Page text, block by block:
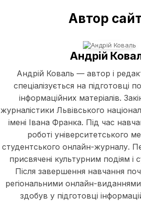
Автор
Андрій
Андрій Коваль — автор і
спеціалізується на підготовці
інформаційних матеріалів.
журналістики Львівського
імені Івана Франка. Під час
роботі університетського
студентського онлайн-журналу.
присвячені культурним подіям і
Після завершення навчання
регіональними онлайн-
здобув у підготовці